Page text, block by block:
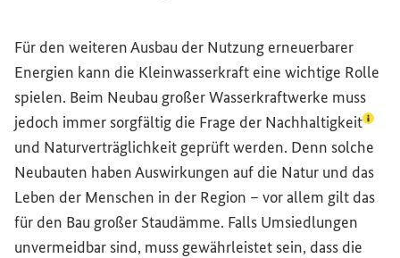
Für den weiteren Ausbau der Nutzung erneuerbarer
Energien kann die Kleinwasserkraft eine wichtige Rolle
spielen. Beim Neubau großer Wasserkraftwerke muss
jedoch immer sorgfältig die Frage der Nachhaltigkeit
und Naturverträglichkeit geprüft werden. Denn solche
Neubauten haben Auswirkungen auf die Natur und das
Leben der Menschen in der Region – vor allem gilt das
für den Bau großer Staudämme. Falls Umsiedlungen
unvermeidbar sind, muss gewährleistet sein, dass die